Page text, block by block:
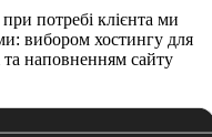
потребі клієнта ми
вибором хостингу для
та наповненням сайту